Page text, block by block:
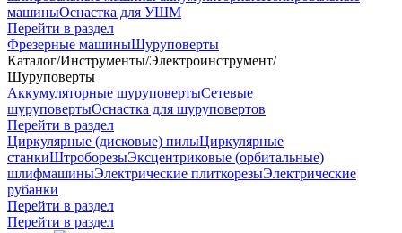
машиныОснастка для УШМ
Перейти в раздел
Фрезерные машиныШуруповерты
Каталог/Инструменты/Электроинструмент/
Шуруповерты
Аккумуляторные шуруповертыСетевые
шуруповертыОснастка для шуруповертов
Перейти в раздел
Циркулярные (дисковые) пилыЦиркулярные
станкиШтроборезыЭксцентриковые (орбитальные)
шлифмашиныЭлектрические плиткорезыЭлектрические
рубанки
Перейти в раздел
Перейти в раздел